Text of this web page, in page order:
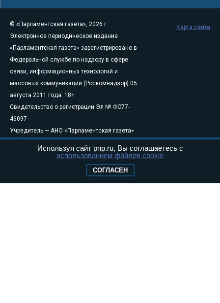
© «Парламентская газета», 2026 г.
Электронное периодическое издание
«Парламентская газета» зарегистрировано в
Федеральной службе по надзору в сфере
связи, информационных технологий и
массовых коммуникаций (Роскомнадзор) 05
августа 2011 года. 18+
Свидетельство о регистрации Эл № ФС77-
46097
Учредитель — АНО «Парламентская газета»
редактора — Абдуллаев М.Р.
Тел.: +7 (495) 637–69–79 E-mail:pg@pnp.ru
Карта сайта
Используя сайт pnp.ru, Вы соглашаетесь с
использованием файлов cookie
СОГЛАСЕН